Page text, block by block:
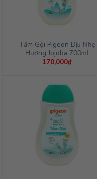
Tắm Gội Pigeon Dịu Nhẹ
Hương Jojoba 700ml
170,000₫